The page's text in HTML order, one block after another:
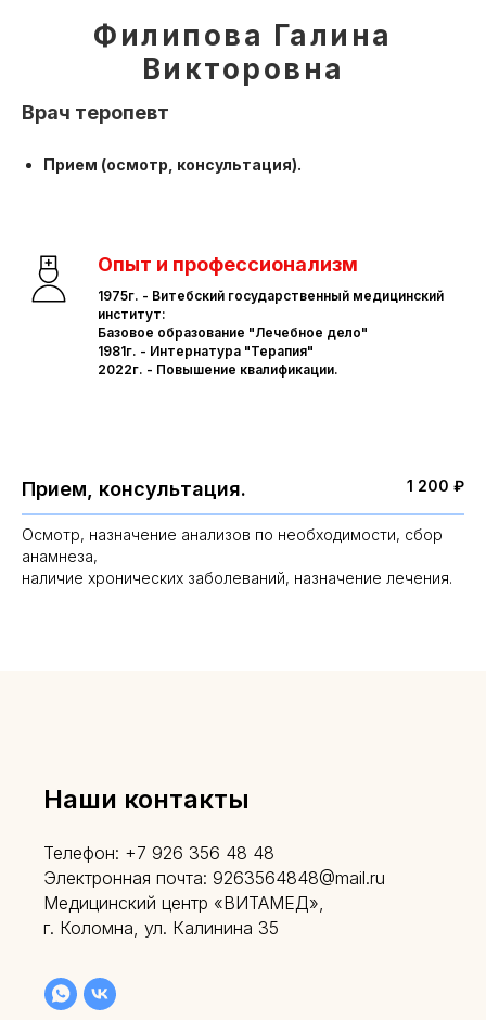
Филипова Галина
Викторовна
Врач теропевт
Прием (осмотр, консультация).
Опыт и профессионализм
1975г. - Витебский государственный медицинский
институт:
Базовое образование "Лечебное дело"
1981г. - Интернатура "Терапия"
2022г. - Повышение квалификации.
Прием, консультация. 1 200 ₽
Осмотр, назначение анализов по необходимости, сбор
анамнеза,
наличие хронических заболеваний, назначение лечения.
Наши контакты
Телефон: +7 926 356 48 48
Электронная почта: 9263564848@mail.ru
Медицинский центр «ВИТАМЕД»,
г. Коломна, ул. Калинина 35